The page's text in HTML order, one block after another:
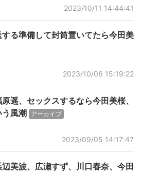
2023/10/11 14:44:41
る準備して封筒置いてたら今田美
2023/10/06 15:19:22
遥、セックスするなら今田美桜、
風潮
アーカイブ
2023/09/05 14:17:47
美波、広瀬すず、川口春奈、今田